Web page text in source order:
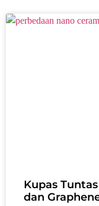
Kupas
dan